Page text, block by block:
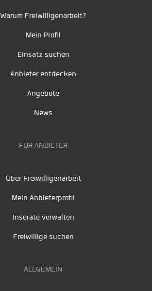
Warum Freiwilligenarbeit?
Mein Profil
Einsatz suchen
Anbieter entdecken
Angebote
News
FÜR ANBIETER
Über Freiwilligenarbeit
Mein Anbieterprofil
Inserate verwalten
Freiwillige suchen
ALLGEMEIN